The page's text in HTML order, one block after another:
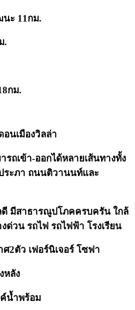
ะ 11กม.
.
กม.
อนเมืองวิลล่า
รถเข้า-ออกได้หลายเส้นทางทั้ง
ระภา ถนนติวานนท์และ
ดี มีสาธารณูปโภคครบครัน ใกล้
ด่วน รถไฟ รถไฟฟ้า โรงเรียน
2ตัว เฟอร์นิเจอร์ โซฟา
หลัง
ค์น้ำพร้อม